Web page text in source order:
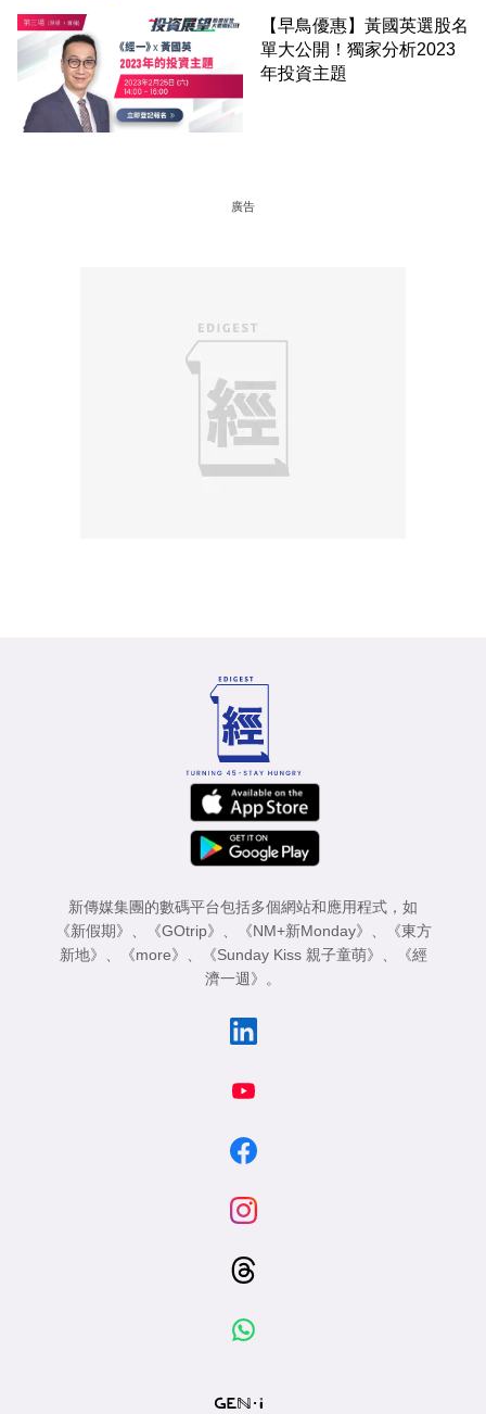
【早鳥優惠】黃國英選股名
單大公開！獨家分析2023
年投資主題
廣告
新傳媒集團的數碼平台包括多個網站和應用程式，如
《新假期》 、 《GOtrip》 、 《NM+新Monday》 、
《東方
新地》 、 《more》 、 《Sunday Kiss 親子童萌》 、
《經
濟一週》 。